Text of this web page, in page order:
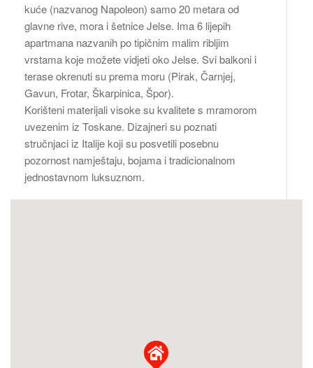
kuće (nazvanog Napoleon) samo 20 metara od
glavne rive, mora i šetnice Jelse. Ima 6 lijepih
apartmana nazvanih po tipičnim malim ribljim
vrstama koje možete vidjeti oko Jelse. Svi balkoni i
terase okrenuti su prema moru (Pirak, Čarnjej,
Gavun, Frotar, Škarpinica, Špor).
Korišteni materijali visoke su kvalitete s mramorom
uvezenim iz Toskane. Dizajneri su poznati
stručnjaci iz Italije koji su posvetili posebnu
pozornost namještaju, bojama i tradicionalnom
jednostavnom luksuznom.